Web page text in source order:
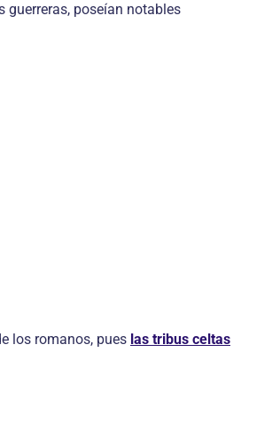
guerreras, poseían notables
los romanos, pues las tribus celtas